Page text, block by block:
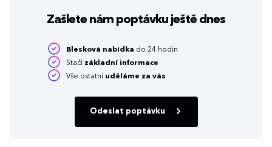
Zašlete nám poptávku ještě dnes
Blesková nabídka do 24 hodin
Stačí základní informace
Vše ostatní uděláme za vás
Odeslat poptávku